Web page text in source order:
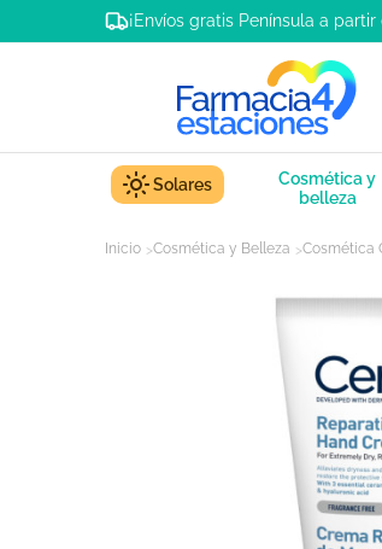
¡Envíos gratis Península a
Solares
Cosmética y
belleza
Inicio Cosmética y Belleza Cosmética